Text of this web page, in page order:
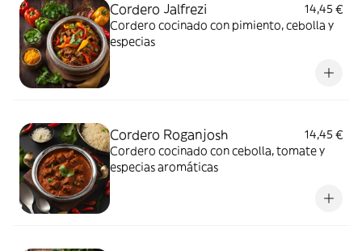
Cordero Jalfrezi
14,45 €
Cordero cocinado con pimiento, cebolla y
especias
Cordero Roganjosh
14,45 €
Cordero cocinado con cebolla, tomate y
especias aromáticas